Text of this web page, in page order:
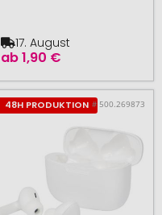
ab1,90 €
17. August
48H PRODUKTION # 500.269873